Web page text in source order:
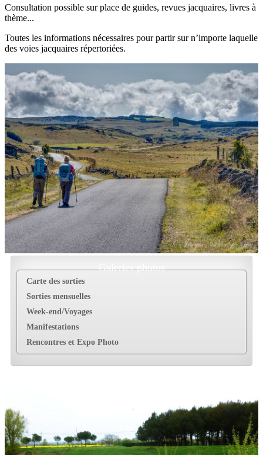
Consultation possible sur place de guides, revues jacquaires, livres à
thème...
Toutes les informations nécessaires pour partir sur n’importe laquelle
des voies jacquaires répertoriées.
Galeries photos
Carte des sorties
Sorties mensuelles
Week-end/Voyages
Manifestations
Rencontres et Expo Photo